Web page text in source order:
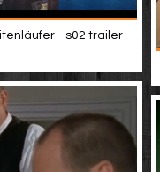
- s02 trailer